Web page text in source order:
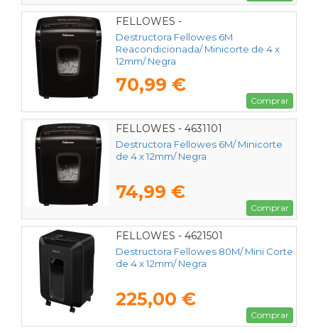
FELLOWES -
Destructora Fellowes 6M
Reacondicionada/ Minicorte de 4 x
12mm/ Negra
70,99 €
Comprar
FELLOWES - 4631101
Destructora Fellowes 6M/ Minicorte
de 4 x 12mm/ Negra
74,99 €
Comprar
FELLOWES - 4621501
Destructora Fellowes 80M/ Mini Corte
de 4 x 12mm/ Negra
225,00 €
Comprar